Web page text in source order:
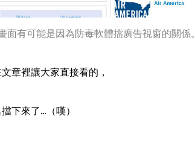
面有可能是因為防毒軟體擋廣告視窗的關係。
章裡讓大家直接看的，
下來了...（嘆）